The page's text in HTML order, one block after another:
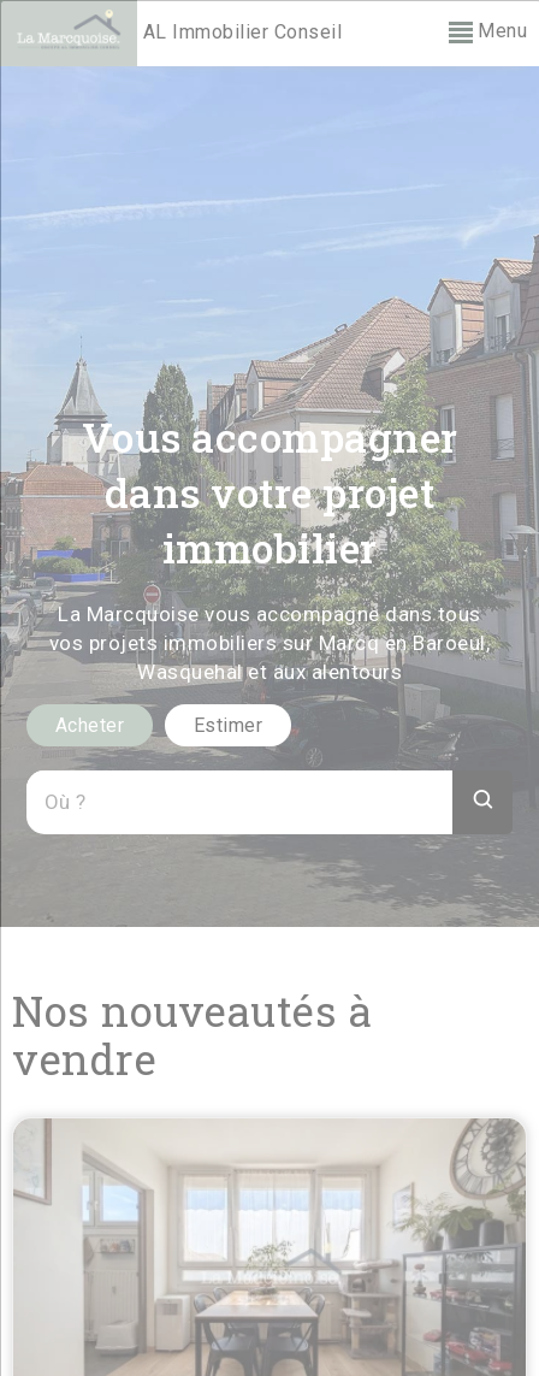
AL Immobilier Conseil Menu
Vous accompagner
dans votre projet
immobilier
La Marcquoise vous accompagne dans tous
vos projets immobiliers sur Marcq en Baroeul,
Wasquehal et aux alentours
Acheter Estimer
Nos nouveautés à
vendre